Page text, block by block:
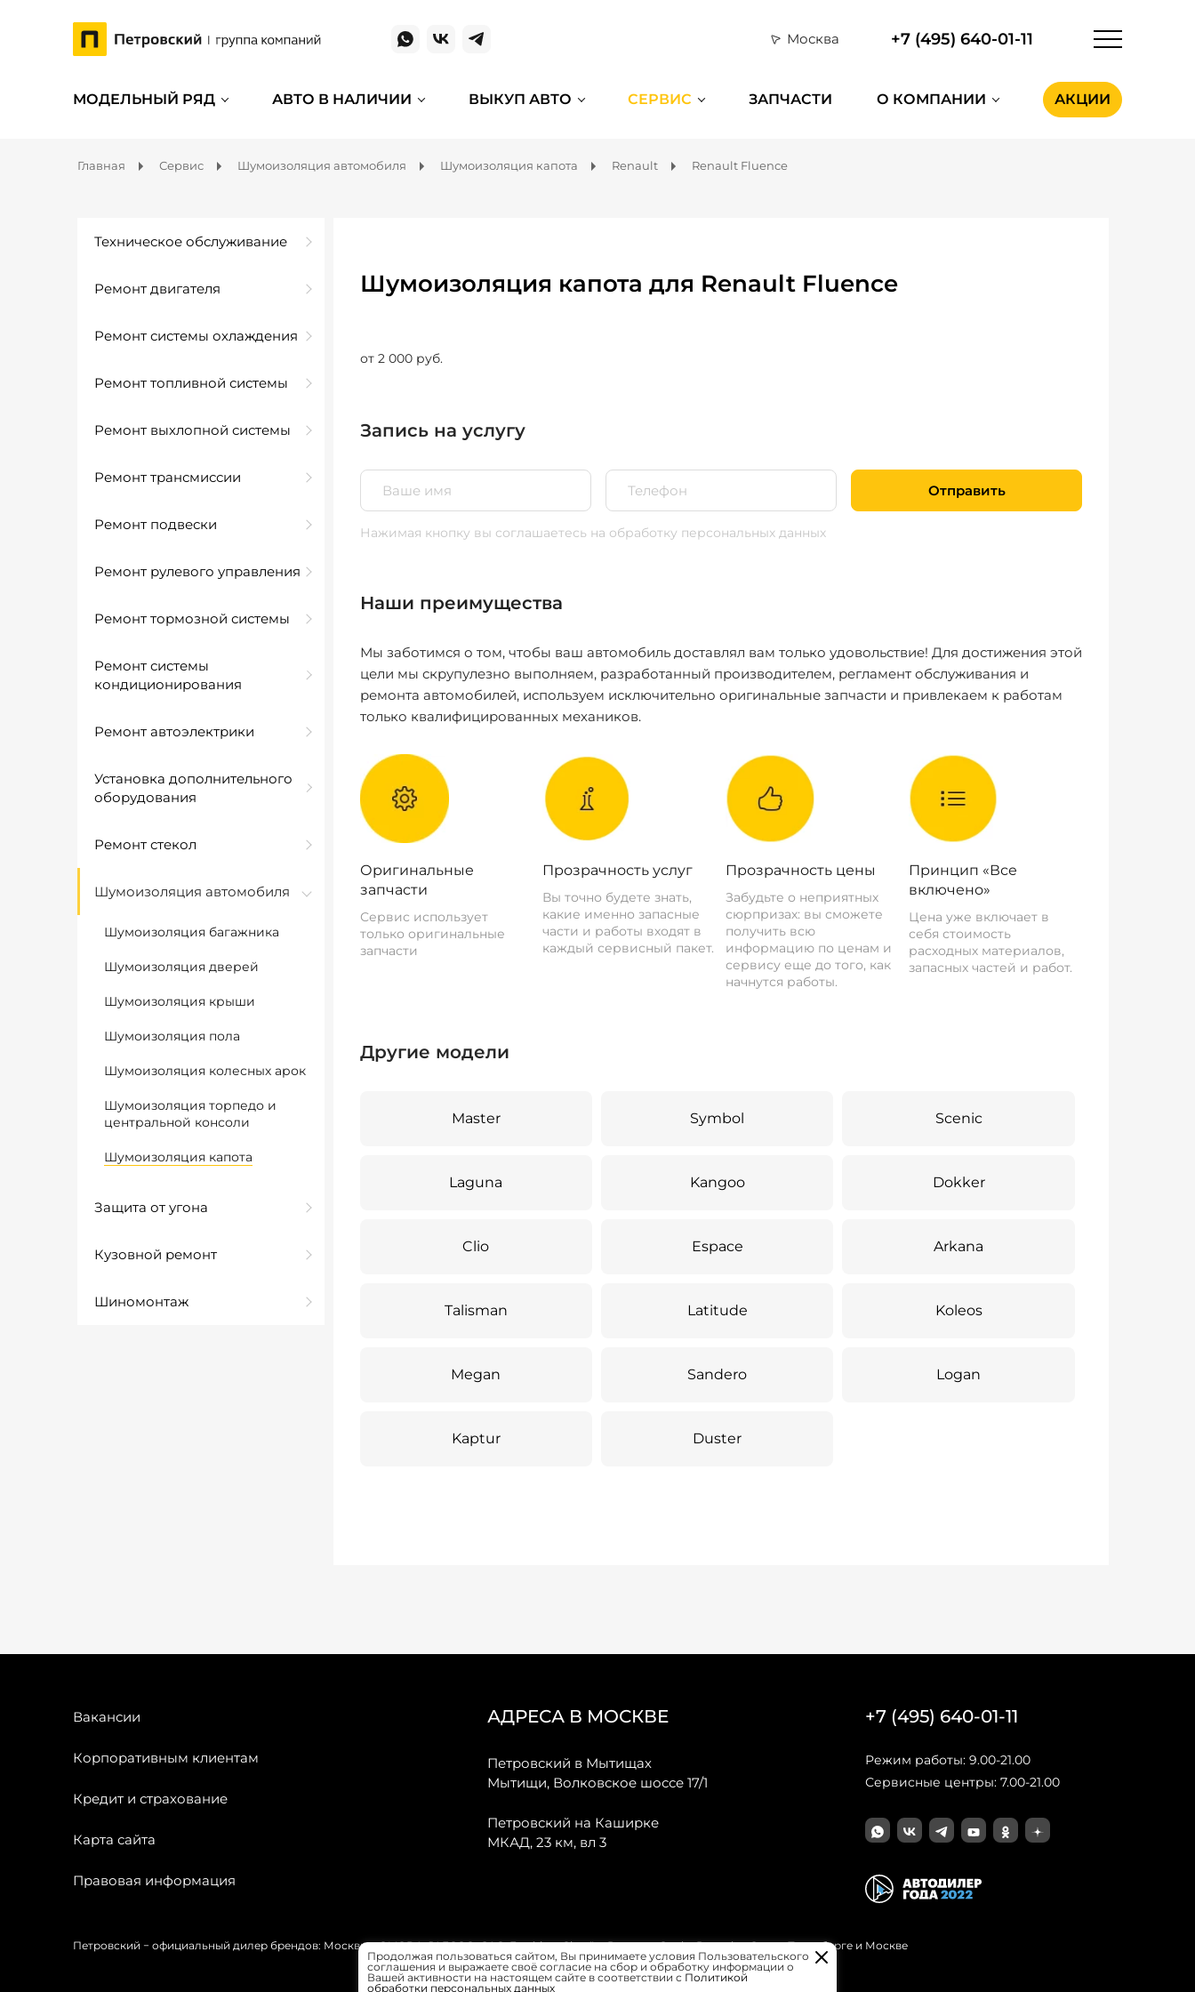
Москва +7 (495) 640-01-11
МОДЕЛЬНЫЙ РЯД АВТО В НАЛИЧИИ ВЫКУП АВТО СЕРВИС ЗАПЧАСТИ О КОМПАНИИ АКЦИИ
Главная Сервис Шумоизоляция автомобиля Шумоизоляция капота Renault Renault Fluence
Техническое обслуживание
Ремонт двигателя
Ремонт системы охлаждения
Ремонт топливной системы
Ремонт выхлопной системы
Ремонт трансмиссии
Ремонт подвески
Ремонт рулевого управления
Ремонт тормозной системы
Ремонт системы
кондиционирования
Ремонт автоэлектрики
Установка дополнительного
оборудования
Ремонт стекол
Шумоизоляция автомобиля
Шумоизоляция багажника
Шумоизоляция дверей
Шумоизоляция крыши
Шумоизоляция пола
Шумоизоляция колесных арок
Шумоизоляция торпедо и
центральной консоли
Шумоизоляция капота
Защита от угона
Кузовной ремонт
Шиномонтаж
Шумоизоляция капота для Renault Fluence
от 2 000 руб.
Запись на услугу
Отправить
Нажимая кнопку вы соглашаетесь на обработку персональных данных
Наши преимущества
Мы заботимся о том, чтобы ваш автомобиль доставлял вам только удовольствие! Для достижения этой
цели мы скрупулезно выполняем, разработанный производителем, регламент обслуживания и
ремонта автомобилей, используем исключительно оригинальные запчасти и привлекаем к работам
только квалифицированных механиков.
Оригинальные
запчасти
Сервис использует
только оригинальные
запчасти
Прозрачность услуг
Вы точно будете знать,
какие именно запасные
части и работы входят в
каждый сервисный пакет.
Прозрачность цены
Забудьте о неприятных
сюрпризах: вы сможете
получить всю
информацию по ценам и
сервису еще до того, как
начнутся работы.
Принцип «Все
включено»
Цена уже включает в
себя стоимость
расходных материалов,
запасных частей и работ.
Другие модели
Master Symbol Scenic
Laguna Kangoo Dokker
Clio Espace Arkana
Talisman Latitude Koleos
Megan Sandero Logan
Kaptur Duster
Вакансии
Корпоративным клиентам
Кредит и страхование
Карта сайта
Правовая информация
АДРЕСА В МОСКВЕ
Петровский в Мытищах
Мытищи, Волковское шоссе 17/1
Петровский на Каширке
МКАД, 23 км, вл 3
+7 (495) 640-01-11
Режим работы: 9.00-21.00
Сервисные центры: 7.00-21.00
Петровский − официальный дилер брендов: Москвич, OMODA, JAECOO, GAC, Forthing, Citroёn, Peugeot, Opel и Renault в Санкт-Петербурге и Москве
Продолжая пользоваться сайтом, Вы принимаете условия Пользовательского
соглашения и выражаете своё согласие на сбор и обработку информации о
Вашей активности на настоящем сайте в соответствии с Политикой
обработки персональных данных